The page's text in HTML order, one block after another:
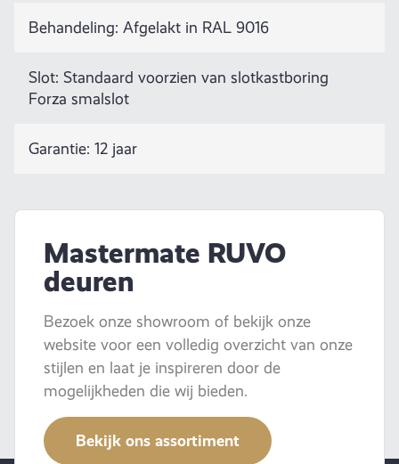
Behandeling: Afgelakt in RAL 9016
Slot: Standaard voorzien van slotkastboring
Forza smalslot
Garantie: 12 jaar
Mastermate RUVO
deuren
Bezoek onze showroom of bekijk onze
website voor een volledig overzicht van onze
stijlen en laat je inspireren door de
mogelijkheden die wij bieden.
Bekijk ons assortiment